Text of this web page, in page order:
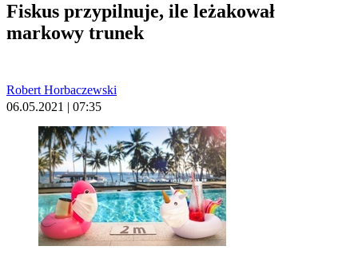
Fiskus przypilnuje, ile leżakował
markowy trunek
Robert Horbaczewski
06.05.2021 | 07:35